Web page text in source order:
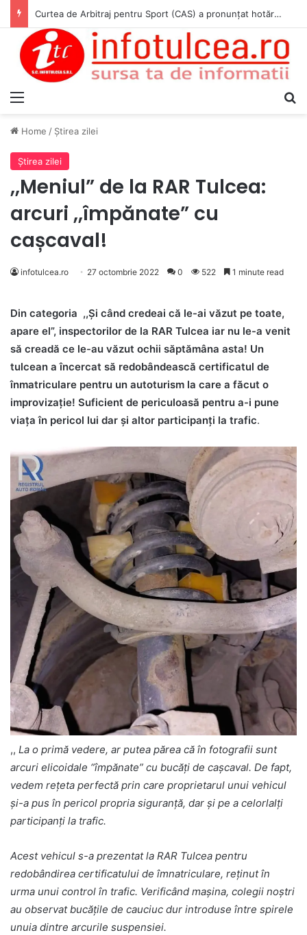
Curtea de Arbitraj pentru Sport (CAS) a pronunțat hotărârea în cauza WADA v. ANAD & Matei Cosmin Gabriel
Home / Ştirea zilei
Ştirea zilei
,,Meniul” de la RAR Tulcea:
arcuri ,,împănate” cu
cașcaval!
infotulcea.ro 27 octombrie 2022 0 522 1 minute read
Din categoria ,,Și când credeai că le-ai văzut pe toate,
apare el”, inspectorilor de la RAR Tulcea iar nu le-a venit
să creadă ce le-au văzut ochii săptămâna asta! Un
tulcean a încercat să redobândească certificatul de
înmatriculare pentru un autoturism la care a făcut o
improvizație! Suficient de periculoasă pentru a-i pune
viața în pericol lui dar și altor participanți la trafic.
,, La o primă vedere, ar putea părea că în fotografii sunt
arcuri elicoidale “împănate” cu bucăți de cașcaval. De fapt,
vedem rețeta perfectă prin care proprietarul unui vehicul
și-a pus în pericol propria siguranță, dar și pe a celorlalți
participanți la trafic.
Acest vehicul s-a prezentat la RAR Tulcea pentru
redobândirea certificatului de îmnatriculare, reținut în
urma unui control în trafic. Verificând mașina, colegii noștri
au observat bucățile de cauciuc dur introduse între spirele
unuia dintre arcurile suspensiei.